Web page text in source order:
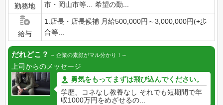
勤務地
市・岡山市等… 希望の勤...
給与
1.店長・店長候補 月給500,000円～3,000,000円(+歩
合等...
だれどこ？ 企業の素顔がマル分かり！
上司からのメッセージ
勇気をもってまずは飛び込んでください。
学歴、コネなし教養なし それでも短期間で年
収1000万円をめざせるの...